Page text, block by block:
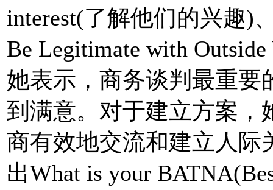
interest(了解他们的兴趣)
Be Legitimate with
她表示，商务谈判最重要
到满意。对于建立方案，
商有效地交流和建立人际
出What is your